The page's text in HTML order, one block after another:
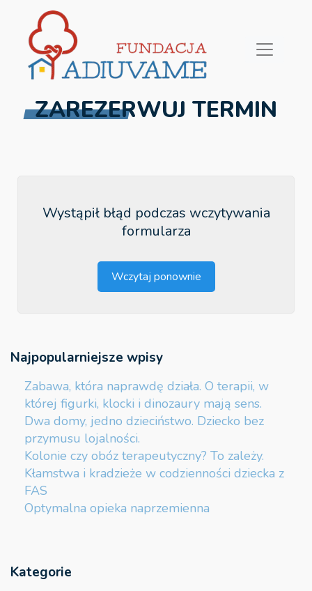
ZAREZERWUJ TERMIN
Wystąpił błąd podczas wczytywania
formularza
Wczytaj ponownie
Najpopularniejsze wpisy
Zabawa, która naprawdę działa. O terapii, w
której figurki, klocki i dinozaury mają sens.
Dwa domy, jedno dzieciństwo. Dziecko bez
przymusu lojalności.
Kolonie czy obóz terapeutyczny? To zależy.
Kłamstwa i kradzieże w codzienności dziecka z
FAS
Optymalna opieka naprzemienna
Kategorie